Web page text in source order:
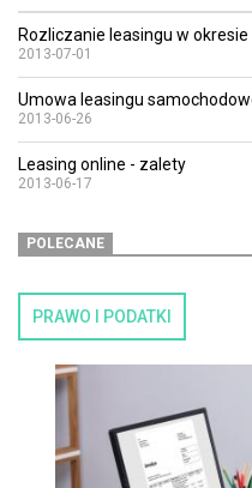
Rozliczanie leasingu w
2013-07-01
Umowa leasingu
2013-06-26
Leasing online - zalety
2013-06-17
POLECANE
PRAWO I PODATKI